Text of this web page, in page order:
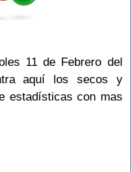
11 de Febrero del
aquí los secos y
estadísticas con mas